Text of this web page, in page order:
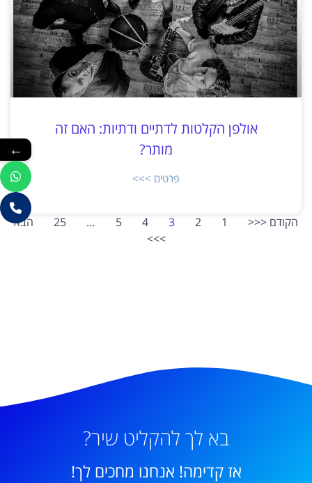
אולפן הקלטות לדתיים ודתיות: האם זה
מותר?
פרטים >>>
הקודם <<< 1
2
3
4
5
…
25
הבא
>>>
בא לך להקליט שיר?
אז קדימה! אנחנו מחכים לך!
←